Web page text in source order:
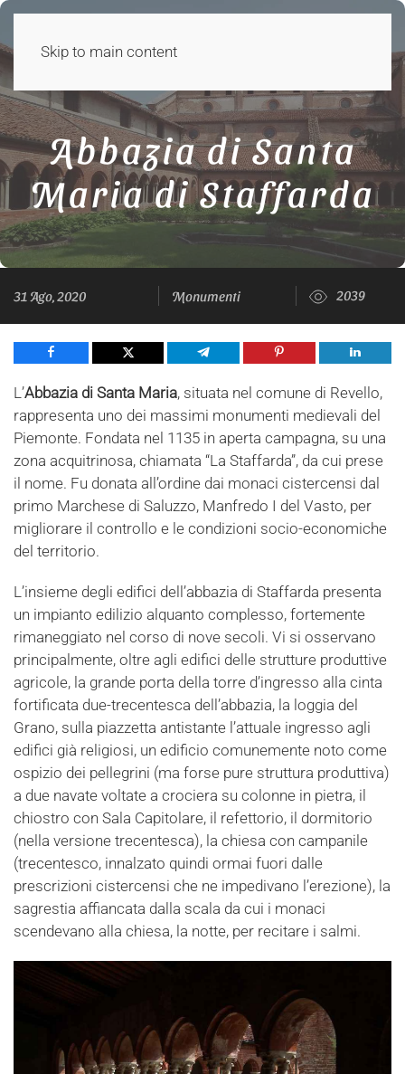
Skip to main content
Abbazia di Santa
Maria di Staffarda
31 Ago, 2020 Monumenti 2039
L’Abbazia di Santa Maria, situata nel comune di Revello,
rappresenta uno dei massimi monumenti medievali del
Piemonte. Fondata nel 1135 in aperta campagna, su una
zona acquitrinosa, chiamata “La Staffarda”, da cui prese
il nome. Fu donata all’ordine dai monaci cistercensi dal
primo Marchese di Saluzzo, Manfredo I del Vasto, per
migliorare il controllo e le condizioni socio-economiche
del territorio.
L’insieme degli edifici dell’abbazia di Staffarda presenta
un impianto edilizio alquanto complesso, fortemente
rimaneggiato nel corso di nove secoli. Vi si osservano
principalmente, oltre agli edifici delle strutture produttive
agricole, la grande porta della torre d’ingresso alla cinta
fortificata due-trecentesca dell’abbazia, la loggia del
Grano, sulla piazzetta antistante l’attuale ingresso agli
edifici già religiosi, un edificio comunemente noto come
ospizio dei pellegrini (ma forse pure struttura produttiva)
a due navate voltate a crociera su colonne in pietra, il
chiostro con Sala Capitolare, il refettorio, il dormitorio
(nella versione trecentesca), la chiesa con campanile
(trecentesco, innalzato quindi ormai fuori dalle
prescrizioni cistercensi che ne impedivano l’erezione), la
sagrestia affiancata dalla scala da cui i monaci
scendevano alla chiesa, la notte, per recitare i salmi.